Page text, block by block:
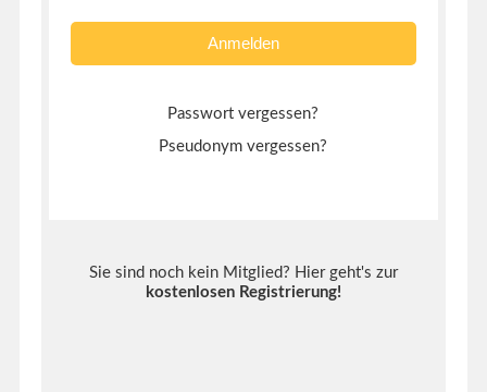
Passwort vergessen?
Pseudonym vergessen?
Sie sind noch kein Mitglied? Hier geht's zur
kostenlosen Registrierung!